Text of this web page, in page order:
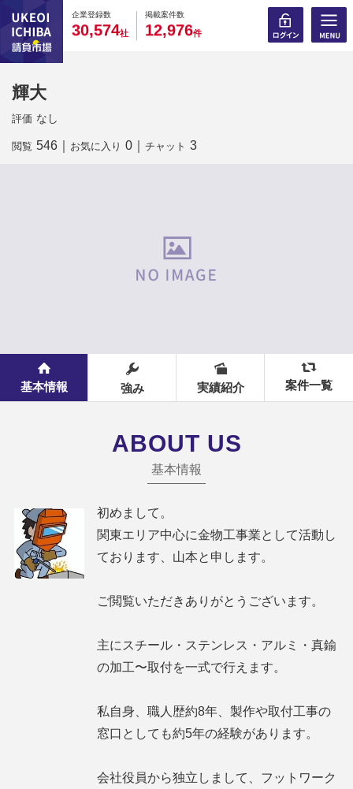
企業登録数
0
3
0
0,
0
5
0
74社
掲載案件数
0
1
0
2,
0
9
0
76件
輝大
評価 なし
閲覧 546 お気に入り 0 チャット 3
基本情報 強み 実績紹介 案件一覧
ABOUT US
基本情報
初めまして。
関東エリア中心に金物工事業として活動し
ております、山本と申します。
ご閲覧いただきありがとうございます。
主にスチール・ステンレス・アルミ・真鍮
の加工〜取付を一式で行えます。
私自身、職人歴約8年、製作や取付工事の
窓口としても約5年の経験があります。
会社役員から独立しまして、フットワーク